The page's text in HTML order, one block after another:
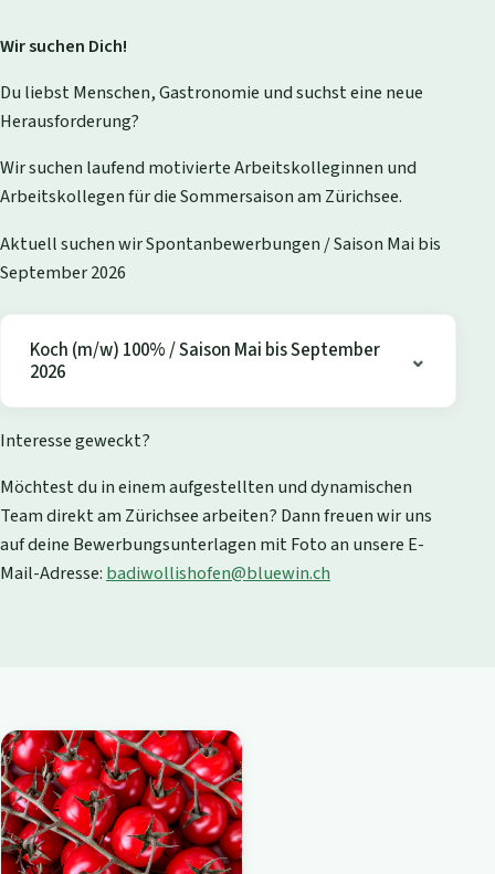
Wir suchen Dich!
Du liebst Menschen, Gastronomie und suchst eine neue
Herausforderung?
Wir suchen laufend motivierte Arbeitskolleginnen und
Arbeitskollegen für die Sommersaison am Zürichsee.
Aktuell suchen wir Spontanbewerbungen / Saison Mai bis
September 2026
Koch (m/w) 100% / Saison Mai bis September
2026
Interesse geweckt?
Möchtest du in einem aufgestellten und dynamischen
Team direkt am Zürichsee arbeiten? Dann freuen wir uns
auf deine Bewerbungsunterlagen mit Foto an unsere E-
Mail-Adresse:badiwollishofen@bluewin.ch